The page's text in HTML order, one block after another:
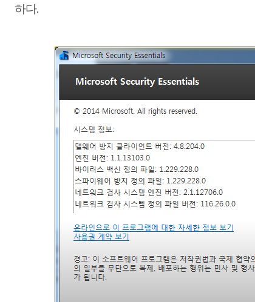
하다.